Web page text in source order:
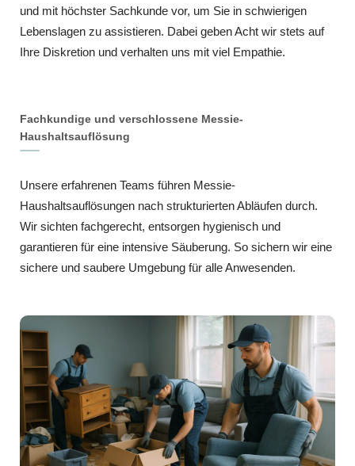
und mit höchster Sachkunde vor, um Sie in schwierigen
Lebenslagen zu assistieren. Dabei geben Acht wir stets auf
Ihre Diskretion und verhalten uns mit viel Empathie.
Fachkundige und verschlossene Messie-
Haushaltsauflösung
Unsere erfahrenen Teams führen Messie-
Haushaltsauflösungen nach strukturierten Abläufen durch.
Wir sichten fachgerecht, entsorgen hygienisch und
garantieren für eine intensive Säuberung. So sichern wir eine
sichere und saubere Umgebung für alle Anwesenden.